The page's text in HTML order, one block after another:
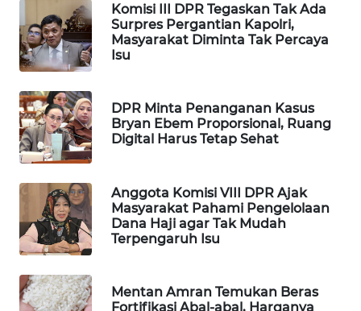
Komisi III DPR Tegaskan Tak Ada
Surpres Pergantian Kapolri,
Masyarakat Diminta Tak Percaya
Isu
DPR Minta Penanganan Kasus
Bryan Ebem Proporsional, Ruang
Digital Harus Tetap Sehat
Anggota Komisi VIII DPR Ajak
Masyarakat Pahami Pengelolaan
Dana Haji agar Tak Mudah
Terpengaruh Isu
Mentan Amran Temukan Beras
Fortifikasi Abal-abal, Harganya
WAHANA
UMKM
WAHANA
SELEB
WAHANA
PERSONA
WAHANA
OTOMOTIF
HEALTH